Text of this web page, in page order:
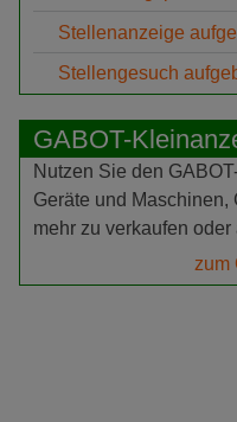
Stellenanzeige
Stellengesuch
GABOT-
Nutzen Sie den
Geräte und
mehr zu verkaufen oder
zum